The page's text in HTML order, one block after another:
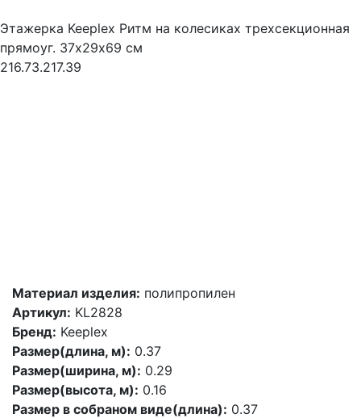
Этажерка Keeplex Ритм на колесиках трехсекционная
прямоуг. 37х29х69 см
216.73.217.39
Материал изделия: полипропилен
Артикул: KL2828
Бренд: Keeplex
Размер(длина, м): 0.37
Размер(ширина, м): 0.29
Размер(высота, м): 0.16
Размер в собраном виде(длина): 0.37